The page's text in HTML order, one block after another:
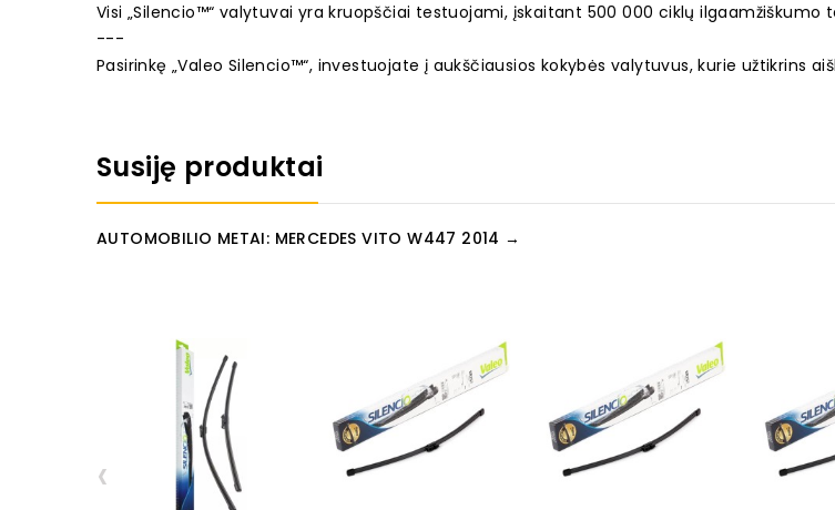
Visi „Silencio™“ valytuvai yra kruopščiai testuojami, įskaitant 500 000 ciklų
---
Pasirinkę „Valeo Silencio™“, investuojate į aukščiausios kokybės valytuvus, kurie užtikrins
Susiję produktai
AUTOMOBILIO METAI: MERCEDES VITO W447 2014 →
‹